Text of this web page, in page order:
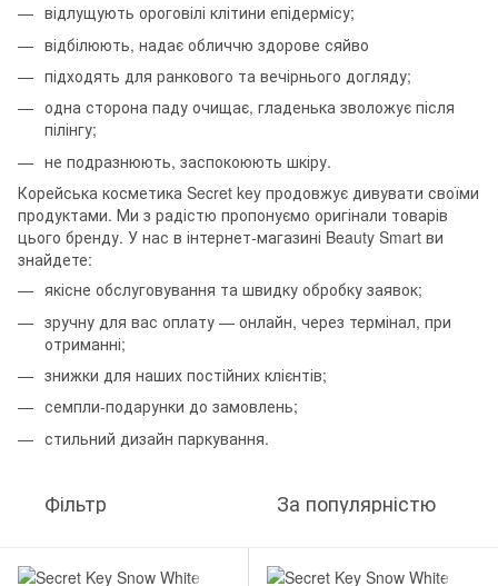
відлущують ороговілі клітини епідермісу;
відбілюють, надає обличчю здорове сяйво
підходять для ранкового та вечірнього догляду;
одна сторона паду очищає, гладенька зволожує після
пілінгу;
не подразнюють, заспокоюють шкіру.
Корейська косметика Secret key продовжує дивувати своїми
продуктами. Ми з радістю пропонуємо оригінали товарів
цього бренду. У нас в інтернет-магазині Beauty Smart ви
знайдете:
якісне обслуговування та швидку обробку заявок;
зручну для вас оплату — онлайн, через термінал, при
отриманні;
знижки для наших постійних клієнтів;
семпли-подарунки до замовлень;
стильний дизайн паркування.
Фільтр За популярністю